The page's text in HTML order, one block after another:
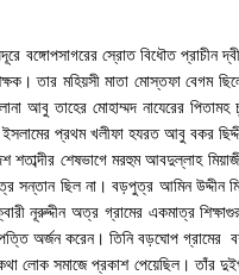
বঙ্গোপসাগরের স্রোত বিধৌত
তার মহিয়সী মাতা মোস্তফা বেগম
তাহের মোহাম্মদ নাযেরের পিতামহ
ইসলামের প্রথম খলীফা হযরত আবু
শেষভাগে মরহুম আবদুল্লাহ
ছিল না। বড়পুত্র আমিন উদ্দীন
নূরুদ্দীন অত্র গ্রামের একমাত্র
অর্জন করেন। তিনি বড়ঘোপ গ্রামের
লোক সমাজে প্রকাশ পেয়েছিল। তাঁর